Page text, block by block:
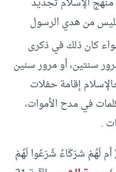
فليس من هدي الرسول
كان ذلك في ذكرى
سنتين، أو مرور سنين
إقامة حفلات
في مدح الأموات،
.
أم لَهُمْ شرَكَاءُ شَرَعُوا لَهُمْ